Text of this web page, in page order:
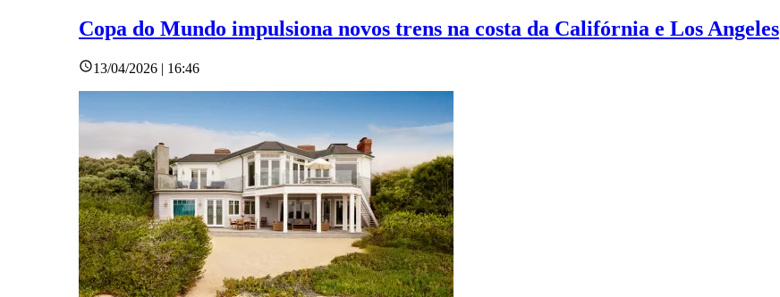
Copa do Mundo impulsiona novos trens na costa da Califórnia e Los Angeles
13/04/2026 | 16:46